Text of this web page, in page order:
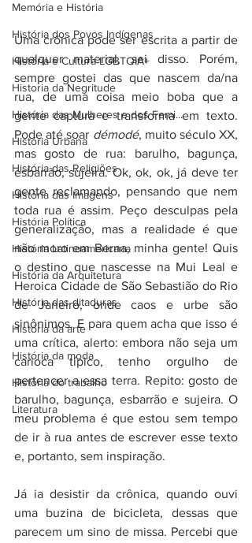
Memória e História
História dos Povos Indígenas
História e Cultura LGBTQIA+
Historia da Negritude
História das Mulheres e dos Femi...
História Urbana
História das Religiões
História das Imagens
História Política
História Latinoamericana
História da Arquitetura
História das ditaduras
História da arte
História da moda
História do trabalho
Literatura
Uma crônica pode ser escrita a partir de
qualquer material, sei disso. Porém,
sempre gostei das que nascem da/na
rua, de uma coisa meio boba que a
gente captura e transforma em texto.
Pode até soar démodé, muito século XX,
mas gosto de rua: barulho, bagunça,
esbarrão, sujeira. Ok, ok, ok, já deve ter
gente reclamando, pensando que nem
toda rua é assim. Peço desculpas pela
generalização, mas a realidade é que
não moro em Berna, minha gente! Quis
o destino que nascesse na Mui Leal e
Heroica Cidade de São Sebastião do Rio
de Janeiro, onde caos e urbe são
sinônimos. E para quem acha que isso é
uma crítica, alerto: embora não seja um
carioca típico, tenho orgulho de
pertencer a essa terra. Repito: gosto de
barulho, bagunça, esbarrão e sujeira. O
meu problema é que estou sem tempo
de ir à rua antes de escrever esse texto
e, portanto, sem inspiração.
Já ia desistir da crônica, quando ouvi
uma buzina de bicicleta, dessas que
parecem um sino de missa. Percebi que